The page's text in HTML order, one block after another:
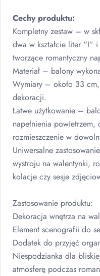
Cechy produktu:
Kompletny zestaw – w
dwa w kształcie liter “I”
tworzące romantyczny
Materiał – balony
Wymiary – około 33
dekoracji.
Łatwe użytkowanie –
napełnienia
rozmieszczenie w
Uniwersalne
wystroju na walentynki,
kolacje czy sesje
Zastosowanie produktu:
Dekoracja wnętrza na
Element scenografii do
Dodatek do przyjęć
Niespodzianka dla
atmosferę podczas